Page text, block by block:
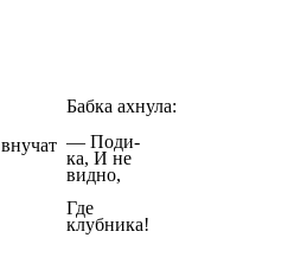
Бабка ахнула:
— Поди-
ка, И не
видно,
Где
клубника!